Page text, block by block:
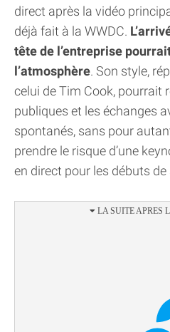
direct après la vidéo
déjà fait à la WWDC.
tête de l’entreprise
l’atmosphère. Son style,
celui de Tim Cook, pourrait
publiques et les échanges
spontanés, sans pour
prendre le risque d’une
en direct pour les débuts de